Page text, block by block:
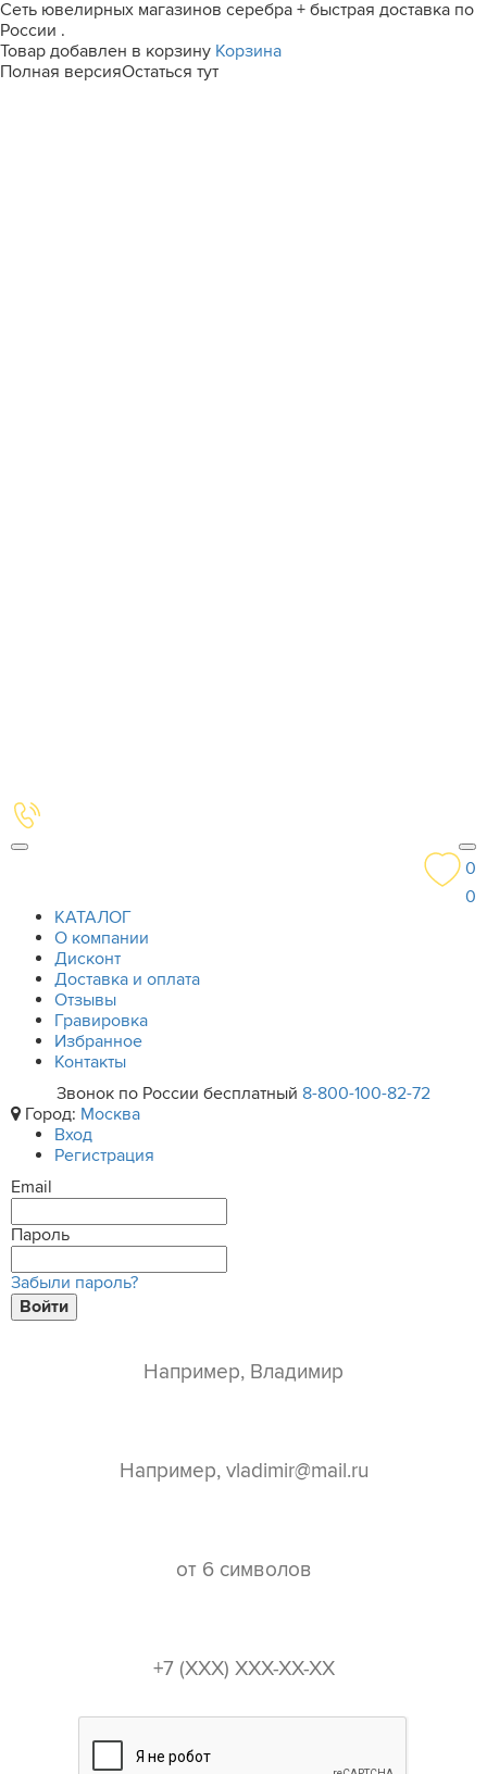
Сеть ювелирных магазинов серебра + быстрая доставка по
России .
Товар добавлен в корзину Корзина
Полная версияОстаться тут
0
0
КАТАЛОГ
О компании
Дисконт
Доставка и оплата
Отзывы
Гравировка
Избранное
Контакты
Звонок по России бесплатный 8-800-100-82-72
Город: Москва
Вход
Регистрация
Email
Пароль
Забыли пароль?
Войти